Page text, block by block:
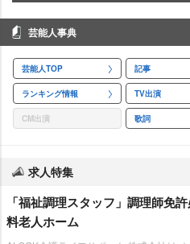
芸能人事典
芸能人TOP 記事
ランキング情報 TV出演
CM出演 歌詞
求人特集
「福祉調理スタッフ」調理師免
料老人ホーム